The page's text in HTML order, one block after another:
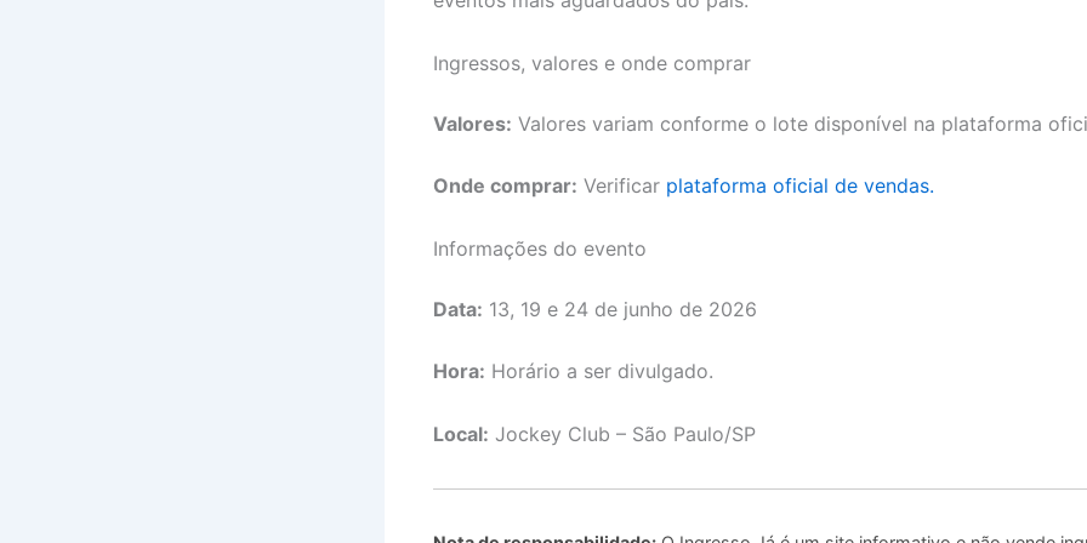
Ingressos, valores e onde comprar
Valores: Valores variam conforme o lote disponível na plataforma
Onde comprar: Verificar plataforma oficial de vendas.
Informações do evento
Data: 13, 19 e 24 de junho de 2026
Hora: Horário a ser divulgado.
Local: Jockey Club – São Paulo/SP